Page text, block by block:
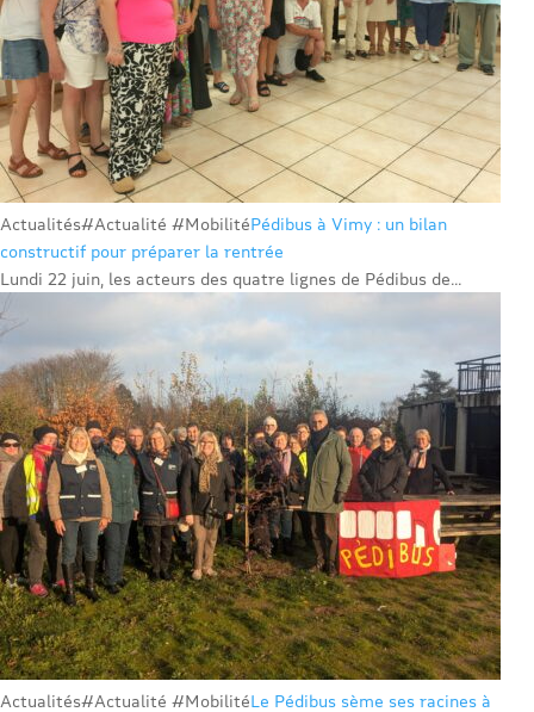
Actualités#Actualité #MobilitéPédibus à Vimy : un bilan
constructif pour préparer la rentrée
Lundi 22 juin, les acteurs des quatre lignes de Pédibus de...
Actualités#Actualité #MobilitéLe Pédibus sème ses racines à